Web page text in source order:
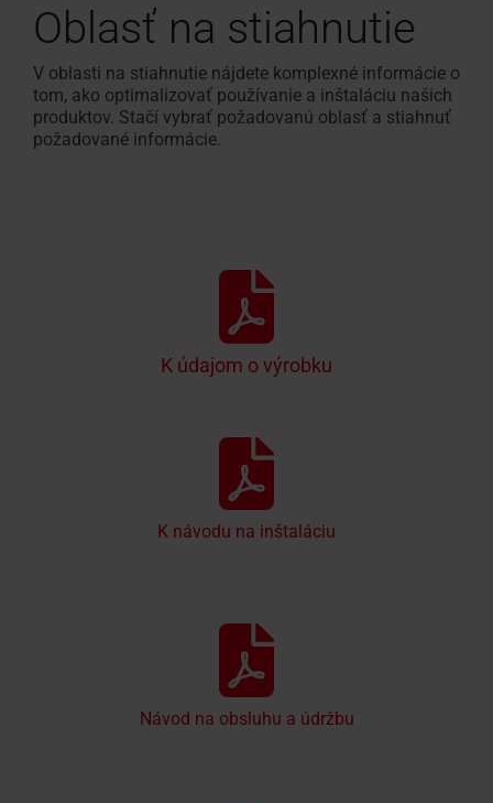
Oblasť na stiahnutie
V oblasti na stiahnutie nájdete komplexné informácie o
tom, ako optimalizovať používanie a inštaláciu našich
produktov. Stačí vybrať požadovanú oblasť a stiahnuť
požadované informácie.
K údajom o výrobku
K návodu na inštaláciu
Návod na obsluhu a údržbu